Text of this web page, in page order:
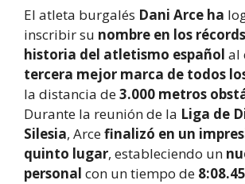
El atleta burgalés Dani Arce ha
inscribir su nombre en los
historia del atletismo español al
tercera mejor marca de todos
la distancia de3.000 metros
Durante la reunión de la Liga de
Silesia, Arcefinalizó en un
quinto lugar, estableciendo un
personal con un tiempo de